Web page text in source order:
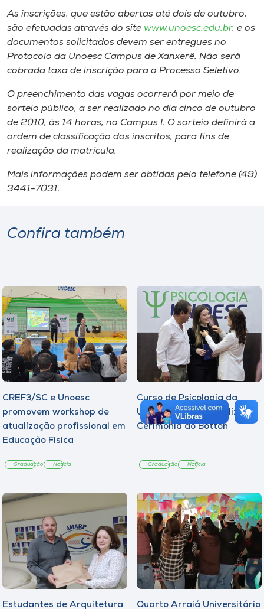
As inscrições, que estão abertas até dois de outubro,
são efetuadas através do site www.unoesc.edu.br, e os
documentos solicitados devem ser entregues no
Protocolo da Unoesc Campus de Xanxerê. Não será
cobrada taxa de inscrição para o Processo Seletivo.
O preenchimento das vagas ocorrerá por meio de
sorteio público, a ser realizado no dia cinco de outubro
de 2010, às 14 horas, no Campus I. O sorteio definirá a
ordem de classificação dos inscritos, para fins de
realização da matrícula.
Mais informações podem ser obtidas pelo telefone (49)
3441-7031.
Confira também
CREF3/SC e Unoesc
promovem workshop de
atualização profissional em
Educação Física
Graduação Notícia
Curso de Psicologia da
Unoesc Joaçaba realiza 2ª
Cerimônia do Botton
Graduação Notícia
Estudantes de Arquitetura Quarto Arraiá Universitário